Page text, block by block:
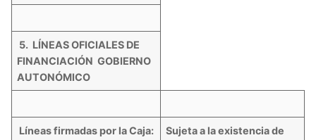
5. LÍNEAS OFICIALES DE
FINANCIACIÓN GOBIERNO
AUTONÓMICO
Líneas firmadas por la Caja:
Sujeta a la existencia de